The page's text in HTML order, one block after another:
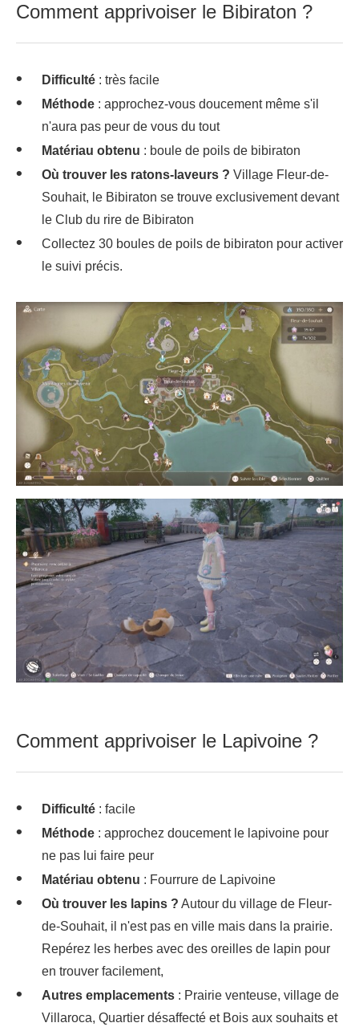
Comment apprivoiser le Bibiraton ?
Difficulté : très facile
Méthode : approchez-vous doucement même s'il
n'aura pas peur de vous du tout
Matériau obtenu : boule de poils de bibiraton
Où trouver les ratons-laveurs ? Village Fleur-de-
Souhait, le Bibiraton se trouve exclusivement devant
le Club du rire de Bibiraton
Collectez 30 boules de poils de bibiraton pour activer
le suivi précis.
Comment apprivoiser le Lapivoine ?
Difficulté : facile
Méthode : approchez doucement le lapivoine pour
ne pas lui faire peur
Matériau obtenu : Fourrure de Lapivoine
Où trouver les lapins ? Autour du village de Fleur-
de-Souhait, il n'est pas en ville mais dans la prairie.
Repérez les herbes avec des oreilles de lapin pour
en trouver facilement,
Autres emplacements : Prairie venteuse, village de
Villaroca, Quartier désaffecté et Bois aux souhaits et